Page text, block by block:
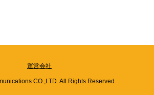
運営会社
CO.,LTD. All Rights Reserved.